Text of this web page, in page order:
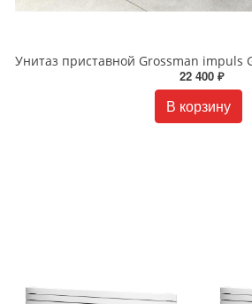
22 400 ₽
В корзину